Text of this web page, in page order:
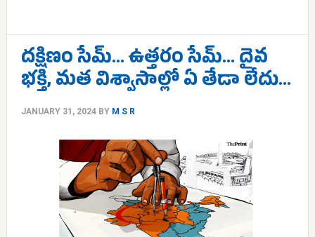
దక్షిణం సేమ్… ఉత్తరం సేమ్… దైవ
భక్తి, మత విశ్వాసాల్లో ఏ తేడా లేదు…
JANUARY 31, 2024BY M S R